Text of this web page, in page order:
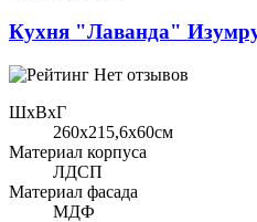
Кухня "Лаванда"
Нет отзывов
ШхВхГ
260x215,6х60см
Материал корпуса
ЛДСП
Материал фасада
МДФ